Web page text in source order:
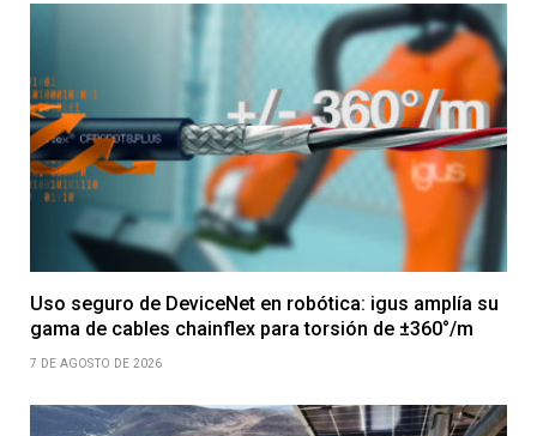
Uso seguro de DeviceNet en robótica: igus amplía su
gama de cables chainflex para torsión de ±360°/m
7 DE AGOSTO DE 2026